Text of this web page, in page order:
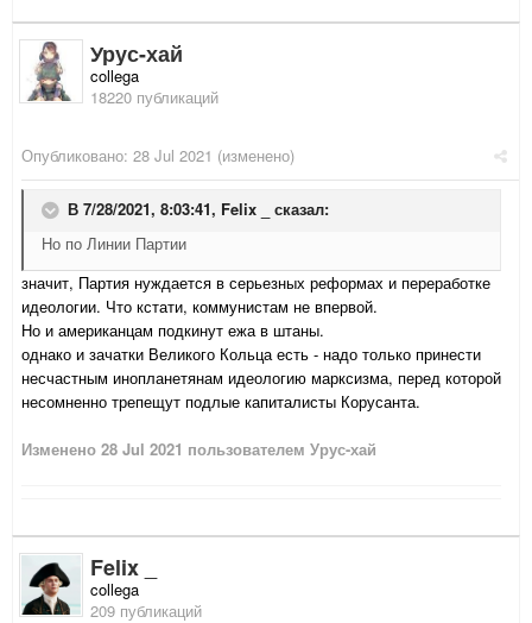
Урус-хай
collega
18220 публикаций
Опубликовано: 28 Jul 2021 (изменено)
В 7/28/2021, 8:03:41, Felix _
сказал:
Но по Линии Партии
значит, Партия нуждается в серьезных реформах и переработке
идеологии. Что кстати, коммунистам не впервой.
Но и американцам подкинут ежа в штаны.
однако и зачатки Великого Кольца есть - надо только принести
несчастным инопланетянам идеологию марксизма, перед которой
несомненно трепещут подлые капиталисты Корусанта.
Изменено 28 Jul 2021 пользователем Урус-хай
Felix _
collega
209 публикаций